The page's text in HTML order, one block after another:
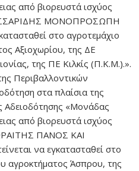
από βιορευστά ισχύος
ΜΟΝΟΠΡΟΣΩΠΗ
στο αγροτεμάχιο
Αξιοχωρίου, της ΔΕ
της ΠΕ Κιλκίς (Π.Κ.Μ.).».
Περιβαλλοντικών
στα πλαίσια της
Αδειοδότησης «Μονάδας
από βιορευστά ισχύος
ΠΑΝΟΣ ΚΑΙ
να εγκατασταθεί στο
αγροκτήματος Άσπρου, της